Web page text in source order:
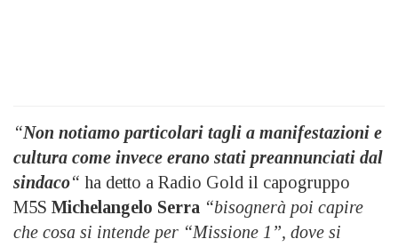
“Non notiamo particolari tagli a manifestazioni e
cultura come invece erano stati preannunciati dal
sindaco“ ha detto a Radio Gold il capogruppo
M5S Michelangelo Serra “bisognerà poi capire
che cosa si intende per “Missione 1”, dove si